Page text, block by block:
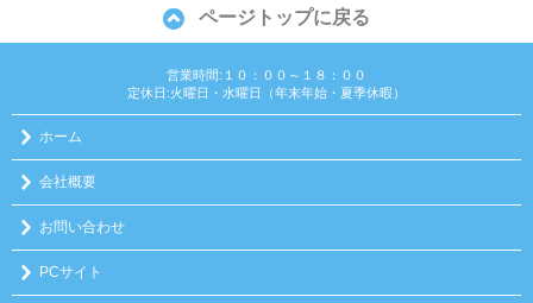
ページトップに戻る
営業時間:１０：００～１８：００
定休日:火曜日・水曜日（年末年始・夏季休暇）
ホーム
会社概要
お問い合わせ
PCサイト